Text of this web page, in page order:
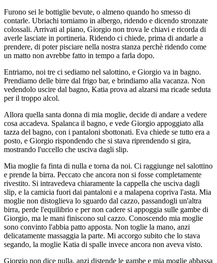
Furono sei le bottiglie bevute, o almeno quando ho smesso di
contarle. Ubriachi torniamo in albergo, ridendo e dicendo stronzate
colossali. Arrivati al piano, Giorgio non trova le chiavi e ricorda di
averle lasciate in portineria. Ridendo ci chiede, prima di andarle a
prendere, di poter pisciare nella nostra stanza perchè ridendo come
un matto non avrebbe fatto in tempo a farla dopo.
Entriamo, noi tre ci sediamo nel salottino, e Giorgio va in bagno.
Prendiamo delle birre dal frigo bar, e brindiamo alla vacanza. Non
vedendolo uscire dal bagno, Katia prova ad alzarsi ma ricade seduta
per il troppo alcol.
Allora quella santa donna di mia moglie, decide di andare a vedere
cosa accadeva. Spalanca il bagno, e vede Giorgio appoggiato alla
tazza del bagno, con i pantaloni sbottonati. Eva chiede se tutto era a
posto, e Giorgio rispondendo che si stava riprendendo si gira,
mostrando l'uccello che usciva dagli slip.
Mia moglie fa finta di nulla e torna da noi. Ci raggiunge nel salottino
e prende la birra. Peccato che ancora non si fosse completamente
rivestito. Si intravedeva chiaramente la cappella che usciva dagli
slip, e la camicia fuori dai pantaloni e a malapena copriva l'asta. Mia
moglie non distoglieva lo sguardo dal cazzo, passandogli un'altra
birra, perde l'equilibrio e per non cadere si appoggia sulle gambe di
Giorgio, ma le mani finiscono sul cazzo. Conoscendo mia moglie
sono convinto l'abbia patto apposta. Non toglie la mano, anzi
delicatamente massaggia la parte. Mi accorgo subito che lo stava
segando, la moglie Katia di spalle invece ancora non aveva visto.
Giorgio non dice nulla, anzi distende le gambe e mia moglie abbassa